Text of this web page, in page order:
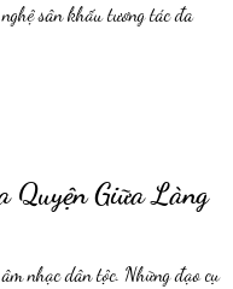
sân khấu tương tác đa
Quyện Giữa Làng
nhạc dân tộc. Những đạo cụ